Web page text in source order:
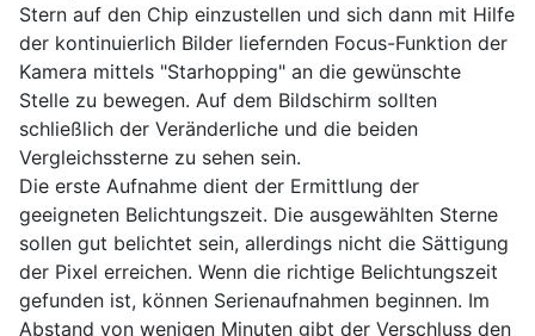
Stern auf den Chip einzustellen und sich dann mit Hilfe
der kontinuierlich Bilder liefernden Focus-Funktion der
Kamera mittels "Starhopping" an die gewünschte
Stelle zu bewegen. Auf dem Bildschirm sollten
schließlich der Veränderliche und die beiden
Vergleichssterne zu sehen sein.
Die erste Aufnahme dient der Ermittlung der
geeigneten Belichtungszeit. Die ausgewählten Sterne
sollen gut belichtet sein, allerdings nicht die Sättigung
der Pixel erreichen. Wenn die richtige Belichtungszeit
gefunden ist, können Serienaufnahmen beginnen. Im
Abstand von wenigen Minuten gibt der Verschluss den